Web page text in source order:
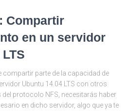
Compartir
en un servidor
compartir parte de la capacidad de
Ubuntu 14.04 LTS con otros
del protocolo NFS, necesitarás haber
en dicho servidor, algo que ya te